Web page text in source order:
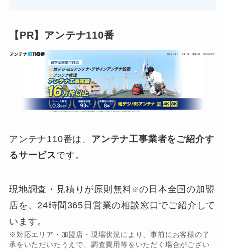
【PR】アンテナ110番
アンテナ110番は、 アンテナ工事業者をご紹介す
るサービスです。
現地調査・見積りが原則無料※の日本全国の加盟
店を、24時間365日営業の相談窓口でご紹介して
います。
※対応エリア・加盟店・現場状況により、事前にお客様の了
承をいただいたうえで、調査費用等をいただく場合がござい